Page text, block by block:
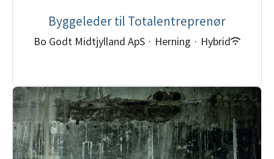
Byggeleder til Totalentreprenør
Bo Godt Midtjylland ApS · Herning · Hybrid